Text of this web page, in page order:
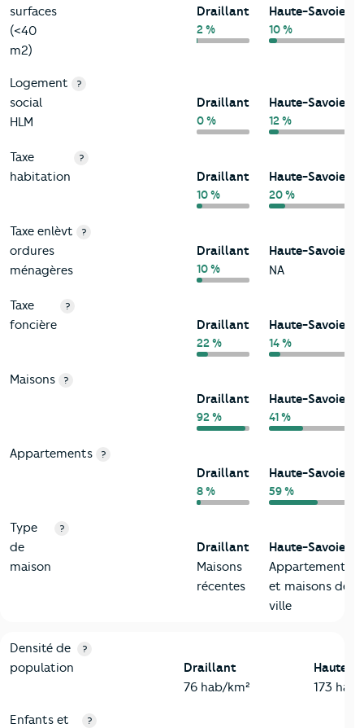
surfaces
(<40
m2)
Draillant
2 %
Haute-Savoie
10 %
Logement
social
HLM
?
Draillant
0 %
Haute-Savoie
12 %
Taxe
habitation
?
Draillant
10 %
Haute-Savoie
20 %
Taxe enlèvt
ordures
ménagères
?
Draillant
10 %
Haute-Savoie
NA
Taxe
foncière
?
Draillant
22 %
Haute-Savoie
14 %
Maisons ?
Draillant
92 %
Haute-Savoie
41 %
Appartements ?
Draillant
8 %
Haute-Savoie
59 %
Type
de
maison
?
Draillant
Maisons
récentes
Haute-Savoie
Appartements
et maisons de
ville
2-Habitants
Critères Draillant
Densité de
population
?
Draillant
76 hab/km²
Haute-
173
Enfants et
?